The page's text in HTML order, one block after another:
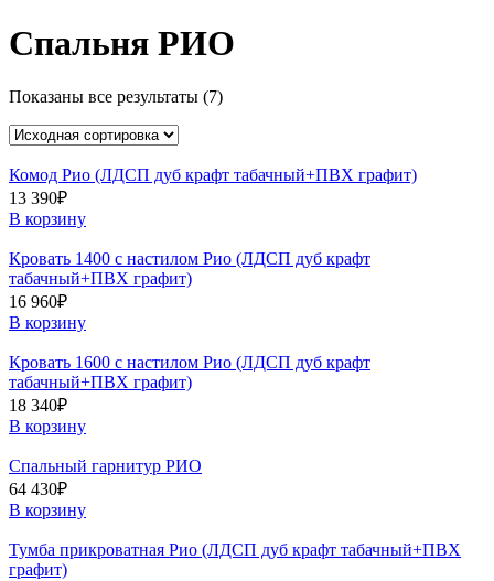
Спальня РИО
Показаны все результаты (7)
Комод Рио (ЛДСП дуб крафт табачный+ПВХ графит)
13 390₽
В корзину
Кровать 1400 с настилом Рио (ЛДСП дуб крафт
табачный+ПВХ графит)
16 960₽
В корзину
Кровать 1600 с настилом Рио (ЛДСП дуб крафт
табачный+ПВХ графит)
18 340₽
В корзину
Спальный гарнитур РИО
64 430₽
В корзину
Тумба прикроватная Рио (ЛДСП дуб крафт табачный+ПВХ
графит)